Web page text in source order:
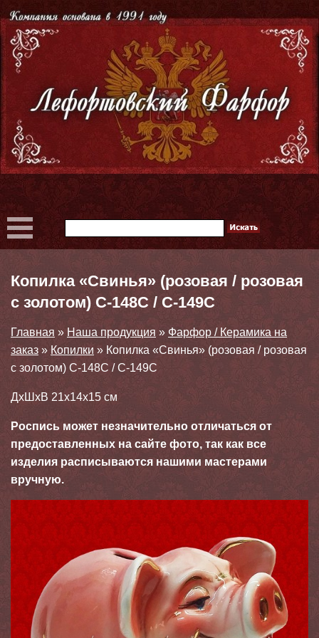
Копилка «Свинья» (розовая / розовая
с золотом) С-148С / С-149С
Главная » Наша продукция » Фарфор / Керамика на
заказ » Копилки » Копилка «Свинья» (розовая / розовая
с золотом) С-148С / С-149С
ДхШхВ 21х14х15 см
Роспись может незначительно отличаться от
предоставленных на сайте фото, так как все
изделия расписываются нашими мастерами
вручную.